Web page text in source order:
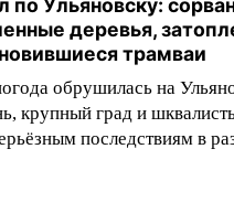
городе ураганным
опалубку со
дома
Ульяновска
последствия
по Ульяновску:
деревья,
трамваи
обрушилась на
крупный град и
последствиям в